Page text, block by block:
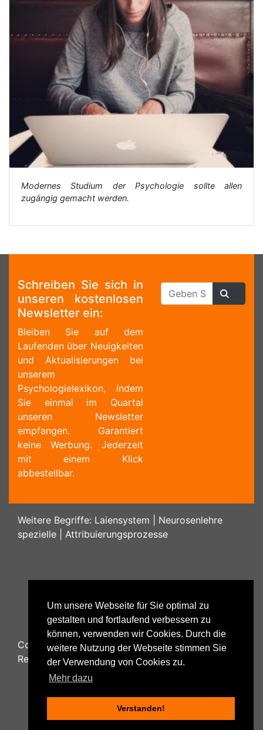
Um unsere Webseite für Sie optimal zu
gestalten und fortlaufend verbessern zu
können, verwenden wir Cookies. Durch die
weitere Nutzung der Webseite stimmen Sie
der Verwendung von Cookies zu.
Mehr dazu
Verstanden!
Modernes Studium der Psychologie sollte allen
zugängig gemacht werden.
Schreiben Sie sich in
unseren kostenlosen
Newsletter ein:
Bleiben Sie auf dem
Laufenden über Neuigkeiten
und Aktualisierungen bei
unserem
Psychologielexikon, indem
Sie einmal im Quartal
unseren Newsletter
empfangen. Garantiert
keine Werbung. Jederzeit
mit einem Klick
abbestellbar.
Weitere Begriffe: Laiensystem
Neurosenlehre
spezielle
Attribuierungsprozesse
Copyright © 2026Psychology48.com - All Rights
Reserved.
Datenschutzhinweise